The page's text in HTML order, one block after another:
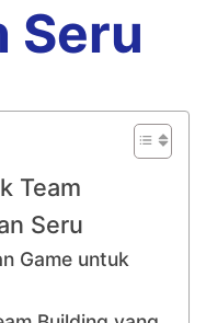
Seru
Team
Seru
Game untuk